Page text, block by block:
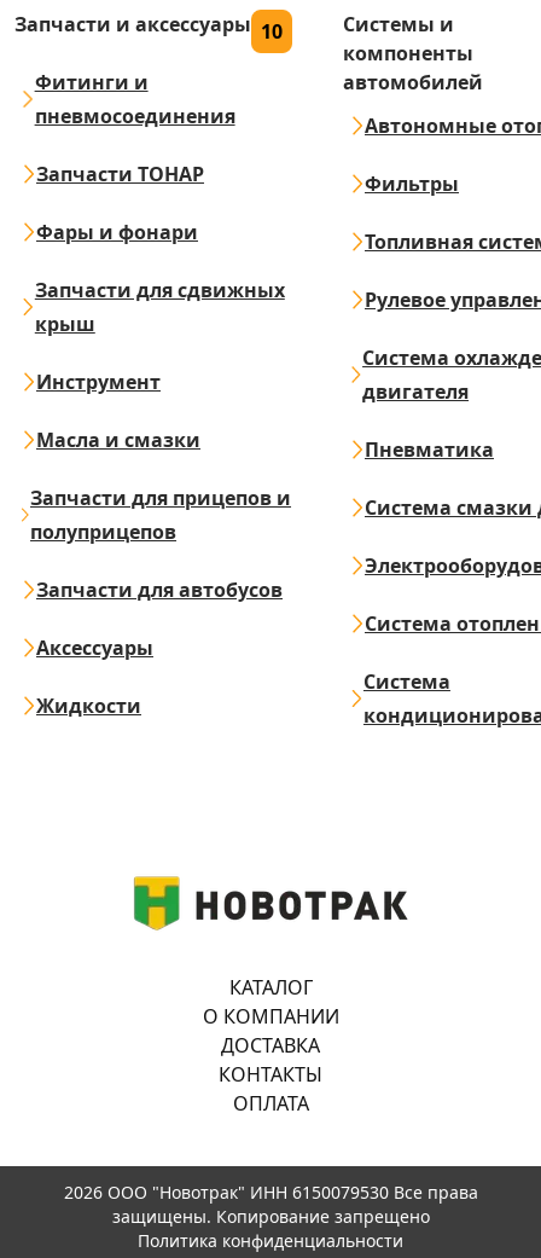
Запчасти и аксессуары 10
Фитинги и
пневмосоединения
Запчасти ТОНАР
Фары и фонари
Запчасти для сдвижных
крыш
Инструмент
Масла и смазки
Запчасти для прицепов и
полуприцепов
Запчасти для автобусов
Аксессуары
Жидкости
Системы и
компоненты
автомобилей
Автономные
Фильтры
Топливная
Рулевое
Система
двигателя
Пневматика
Система смазки
Система
Система
КАТАЛОГ
О КОМПАНИИ
ДОСТАВКА
КОНТАКТЫ
ОПЛАТА
2026 ООО "Новотрак" ИНН 6150079530 Все права
защищены. Копирование запрещено
Политика конфиденциальности